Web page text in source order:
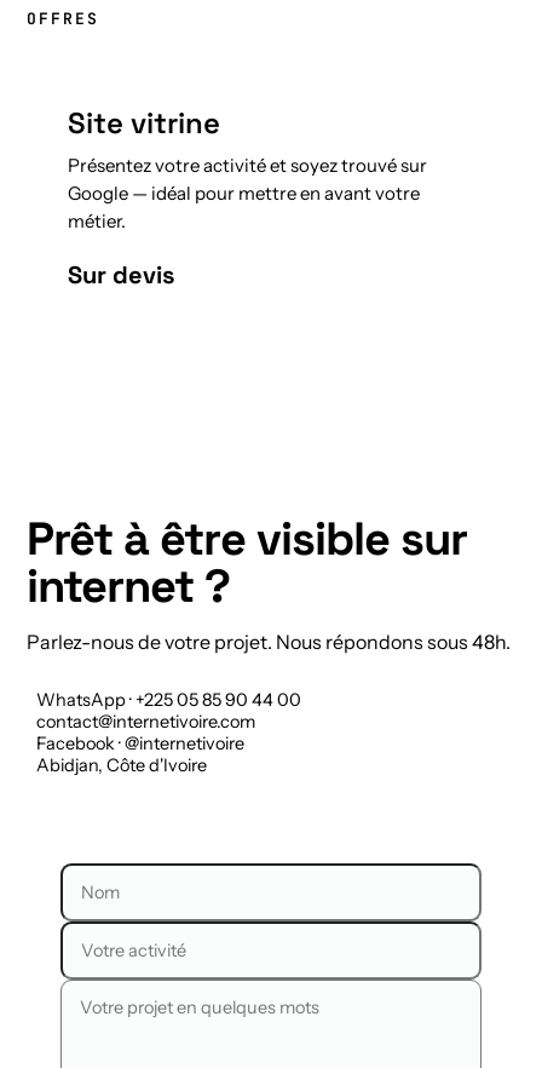
OFFRES
Site vitrine
Présentez votre activité et soyez trouvé sur
Google — idéal pour mettre en avant votre
métier.
Sur devis
Prêt à être visible sur
internet ?
Parlez-nous de votre projet. Nous répondons sous 48h.
WhatsApp · +225 05 85 90 44 00
contact@internetivoire.com
Facebook · @internetivoire
Abidjan, Côte d'Ivoire